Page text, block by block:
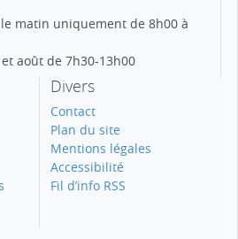
matin uniquement de 8h00 à
août de 7h30-13h00
Divers
Contact
Plan du site
Mentions légales
Accessibilité
Fil d’info RSS